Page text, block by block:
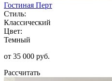
Гостиная Перт
Стиль:
Классический
Цвет:
Темный
от 35 000 руб.
Рассчитать